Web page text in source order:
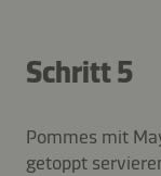
Schritt 5
Pommes mit
getoppt